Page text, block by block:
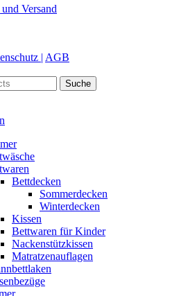
Versand
| AGB
Suche
Bettdecken
Sommerdecken
Winterdecken
Kissen
Bettwaren für Kinder
Nackenstützkissen
Matratzenauflagen